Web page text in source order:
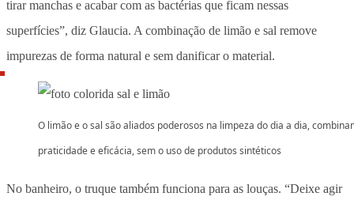
tirar manchas e acabar com as bactérias que ficam nessas
superfícies”, diz Glaucia. A combinação de limão e sal remove
impurezas de forma natural e sem danificar o material.
O limão e o sal são aliados poderosos na limpeza do dia a dia,
praticidade e eficácia, sem o uso de produtos sintéticos
No banheiro, o truque também funciona para as louças. “Deixe agir